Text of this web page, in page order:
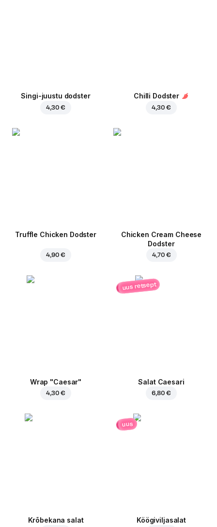
Singi-juustu dodster
4,30 €
Chilli Dodster
4,30 €
Truffle Chicken Dodster
4,90 €
Chicken Cream Cheese
Dodster
4,70 €
Wrap "Caesar"
4,30 €
uus retsept
Salat Caesari
6,80 €
Krõbekana salat
uus
Köögiviljasalat